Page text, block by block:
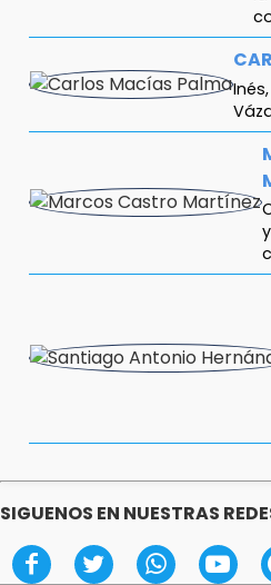
Gestas
SIGUENOS EN NUESTRAS